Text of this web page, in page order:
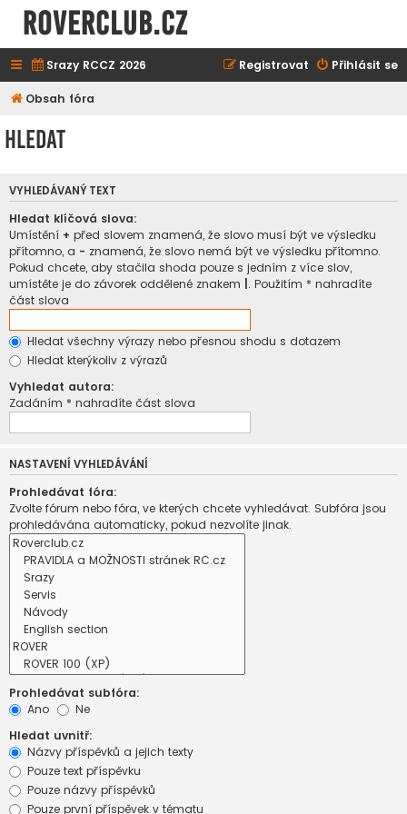
ROVERCLUB.cz
Srazy RCCZ 2026 Přihlásit se
Registrovat
Obsah fóra
Hledat
VYHLEDÁVANÝ TEXT
Hledat klíčová slova:
Umístění + před slovem znamená, že slovo musí být ve výsledku
přítomno, a - znamená, že slovo nemá být ve výsledku přítomno.
Pokud chcete, aby stačila shoda pouze s jedním z více slov,
umístěte je do závorek oddělené znakem . Použitím * nahradíte
část slova
Hledat všechny výrazy nebo přesnou shodu s dotazem
Hledat kterýkoliv z výrazů
Vyhledat autora:
Zadáním * nahradíte část slova
NASTAVENÍ VYHLEDÁVÁNÍ
Prohledávat fóra:
Zvolte fórum nebo fóra, ve kterých chcete vyhledávat. Subfóra jsou
prohledávána automaticky, pokud nezvolíte jinak.
Prohledávat subfóra:
Ano
Ne
Hledat uvnitř:
Názvy příspěvků a jejich texty
Pouze text příspěvku
Pouze názvy příspěvků
Pouze první příspěvek v tématu